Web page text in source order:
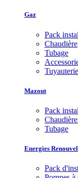
Gaz
Pack
Chaudière
Tubage
Mazout
Pack
Tubage
Energies
Pack